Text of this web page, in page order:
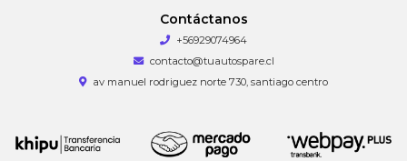
Contáctanos
+56929074964
contacto@tuautospare.cl
av manuel rodriguez norte 730, santiago centro